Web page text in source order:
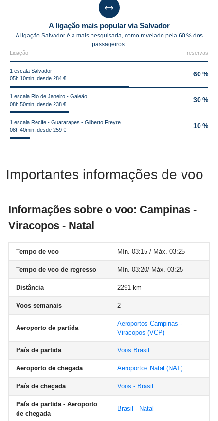
A ligação mais popular via Salvador
A ligação Salvador é a mais pesquisada, como revelado pela 60 % dos
passageiros.
Ligação reservas
1 escala Salvador
05h 10min, desde 284 €
60 %
1 escala Rio de Janeiro - Galeão
08h 50min, desde 238 €
30 %
1 escala Recife - Guararapes - Gilberto Freyre
08h 40min, desde 259 €
10 %
Importantes informações de voo
Informações sobre o voo: Campinas -
Viracopos - Natal
Tempo de voo Mín. 03:15 / Máx. 03:25
Tempo de voo de regresso Mín. 03:20/ Máx. 03:25
Distância 2291 km
Voos semanais 2
Aeroporto de partida
Aeroportos Campinas -
Viracopos (VCP)
País de partida Voos Brasil
Aeroporto de chegada Aeroportos Natal (NAT)
País de chegada Voos - Brasil
País de partida - Aeroporto
de chegada
Brasil - Natal